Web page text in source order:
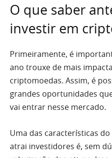
O que saber
investir em
Primeiramente, é
ano trouxe de mais
criptomoedas. Assim, é
grandes oportunidades
vai entrar nesse mercado.
Uma das características
atrai investidores é, sem